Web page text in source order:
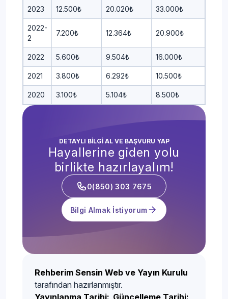
2023 12.500₺ 20.020₺ 33.000₺
2022-
2
7.200₺ 12.364₺ 20.900₺
2022 5.600₺ 9.504₺ 16.000₺
2021 3.800₺ 6.292₺ 10.500₺
2020 3.100₺ 5.104₺ 8.500₺
DETAYLI BİLGİ AL VE BAŞVURU YAP
Hayallerine giden yolu
birlikte hazırlayalım!
0(850) 303 7675
Bilgi Almak İstiyorum
Rehberim Sensin Web ve Yayın Kurulu
tarafından hazırlanmıştır.